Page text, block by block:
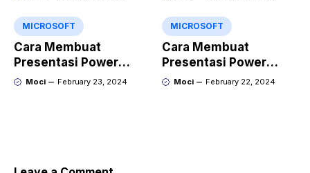
MICROSOFT
Cara Membuat
Presentasi Power
Point yang Keren
Moci February 23, 2024
MICROSOFT
Cara Membuat
Presentasi Power
Point yang Menarik
Moci February 22, 2024